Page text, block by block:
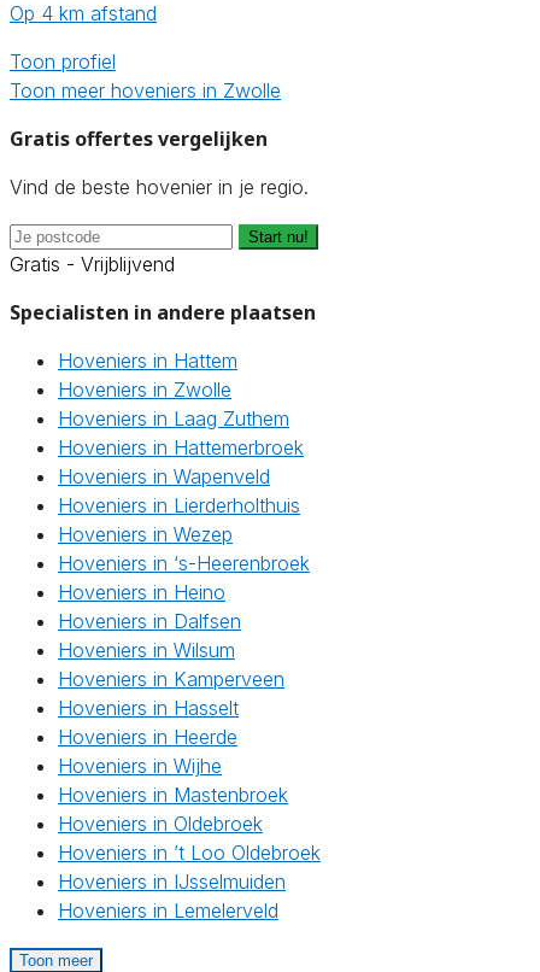
Op 4 km afstand
Toon profiel
Toon meer hoveniers in Zwolle
Gratis offertes vergelijken
Vind de beste hovenier in je regio.
Start nu!
Gratis - Vrijblijvend
Specialisten in andere plaatsen
Hoveniers in Hattem
Hoveniers in Zwolle
Hoveniers in Laag Zuthem
Hoveniers in Hattemerbroek
Hoveniers in Wapenveld
Hoveniers in Lierderholthuis
Hoveniers in Wezep
Hoveniers in ‘s-Heerenbroek
Hoveniers in Heino
Hoveniers in Dalfsen
Hoveniers in Wilsum
Hoveniers in Kamperveen
Hoveniers in Hasselt
Hoveniers in Heerde
Hoveniers in Wijhe
Hoveniers in Mastenbroek
Hoveniers in Oldebroek
Hoveniers in ’t Loo Oldebroek
Hoveniers in IJsselmuiden
Hoveniers in Lemelerveld
Toon meer